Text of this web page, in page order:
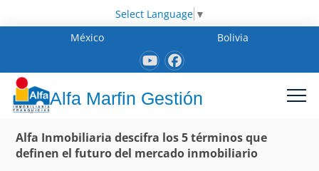
Select Language ▼
México
Bolivia
Alfa Marfin Gestión
Alfa Inmobiliaria descifra los 5 términos que
definen el futuro del mercado inmobiliario